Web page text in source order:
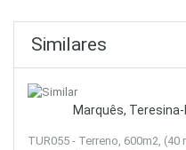
Similares
Marquês, Teresina-
TUR055 - Terreno, 600m2, (40